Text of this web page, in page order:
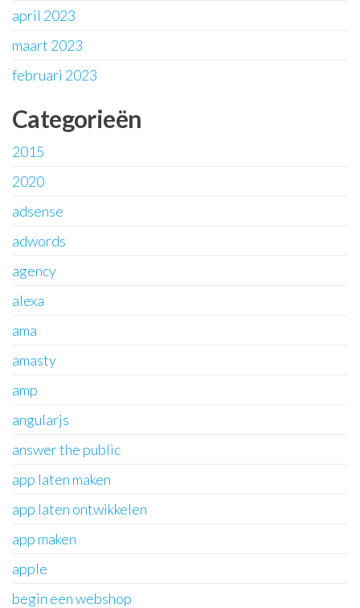
april 2023
maart 2023
februari 2023
Categorieën
2015
2020
adsense
adwords
agency
alexa
ama
amasty
amp
angularjs
answer the public
app laten maken
app laten ontwikkelen
app maken
apple
begin een webshop